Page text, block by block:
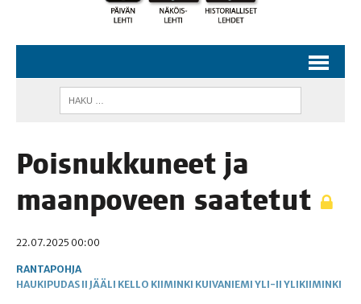
Pois­nuk­ku­neet ja
maan­po­veen saatetut
22.07.2025 00:00
RANTAPOHJA
HAUKIPUDAS II JÄÄLI KELLO KIIMINKI KUIVANIEMI YLI-II YLIKIIMINKI